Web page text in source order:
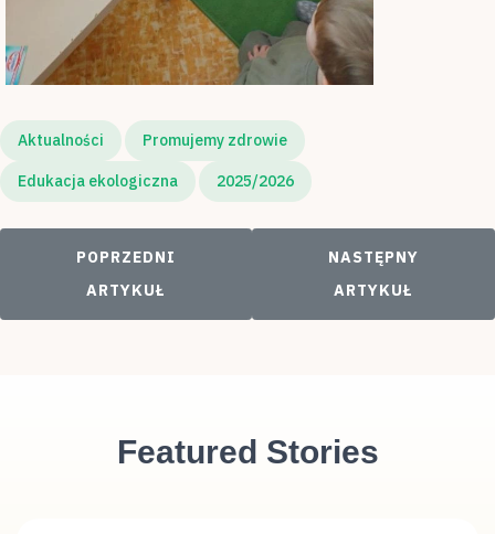
Aktualności Promujemy zdrowie
Edukacja ekologiczna 2025/2026
POPRZEDNI ARTYKUŁ: PTASI ZAGAJNIK
POPRZEDNI
ARTYKUŁ
NASTĘPNY
NASTĘPNY
ARTYKUŁ
Featured Stories